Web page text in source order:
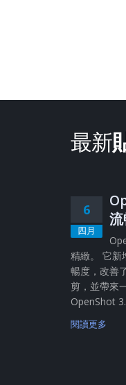
最新
6
四月
精緻。 它新
暢度，改善
剪，並帶來
OpenShot
閱讀更多